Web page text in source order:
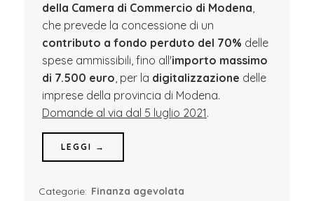
della Camera di Commercio di Modena,
che prevede la concessione di un
contributo a fondo perduto del 70% delle
spese ammissibili, fino all'importo massimo
di 7.500 euro, per la digitalizzazione delle
imprese della provincia di Modena.
Domande al via dal 5 luglio 2021.
LEGGI →
Categorie: Finanza agevolata